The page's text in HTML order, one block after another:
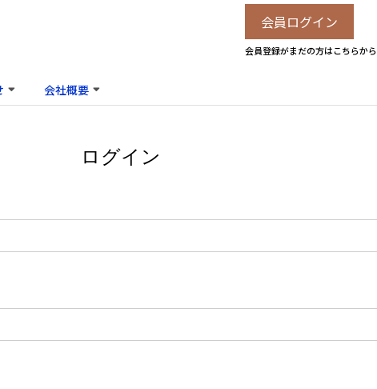
会員ログイン
会員登録がまだの方はこちらから
会社概要
ログイン